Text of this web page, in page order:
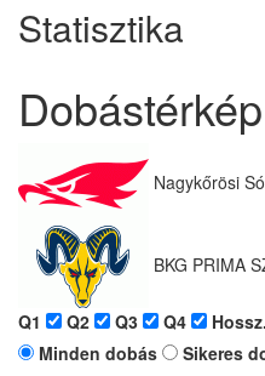
Statisztika
Dobástérkép
Nagykőrösi
BKG PRIMA
Q1 Q2 Q3 Q4
Hossz.
Minden dobás
Sikeres